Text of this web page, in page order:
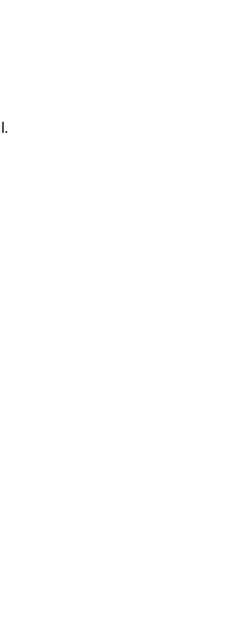
القلب الحسّي هو القلب الذي إذا كان سليمًا، سيكون الجسد كلّه سليم.